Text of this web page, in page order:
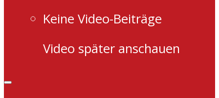
Keine Video-Beiträge
Video später anschauen